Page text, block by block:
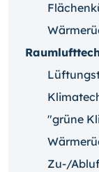
"grüne
Zu-/